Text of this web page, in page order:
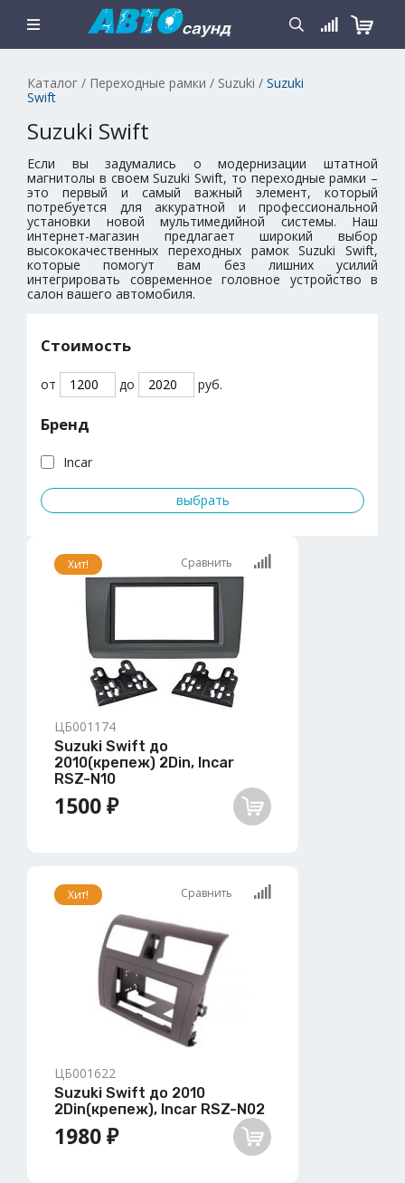
Каталог / Переходные рамки / Suzuki / Suzuki
Swift
Suzuki Swift
Если вы задумались о модернизации штатной
магнитолы в своем Suzuki Swift, то переходные рамки –
это первый и самый важный элемент, который
потребуется для аккуратной и профессиональной
установки новой мультимедийной системы. Наш
интернет-магазин предлагает широкий выбор
высококачественных переходных рамок Suzuki Swift,
которые помогут вам без лишних усилий
интегрировать современное головное устройство в
салон вашего автомобиля.
Стоимость
от до руб.
Бренд
Incar
Хит! Сравнить
ЦБ001174
Suzuki Swift до
2010(крепеж) 2Din, Incar
RSZ-N10
1500 ₽
Хит! Сравнить
ЦБ001622
Suzuki Swift до 2010
2Din(крепеж), Incar RSZ-N02
1980 ₽